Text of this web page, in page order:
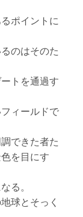
ポイントに
のはそのた
トを通過す
ィールドで
できた者た
を目にす
る。
球とそっく